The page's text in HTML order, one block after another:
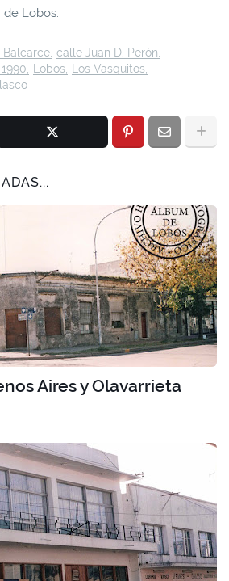
Lobos.
Balcarce calle Juan D. Perón
Lobos
Los Vasquitos
Aires y Olavarrieta